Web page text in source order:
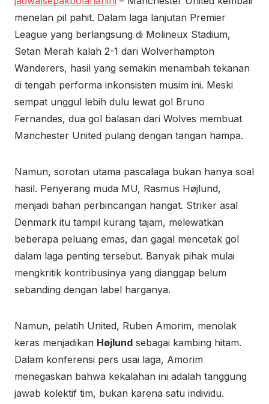
menelan pil pahit. Dalam laga lanjutan Premier
League yang berlangsung di Molineux Stadium,
Setan Merah kalah 2-1 dari Wolverhampton
Wanderers, hasil yang semakin menambah tekanan
di tengah performa inkonsisten musim ini. Meski
sempat unggul lebih dulu lewat gol Bruno
Fernandes, dua gol balasan dari Wolves membuat
Manchester United pulang dengan tangan hampa.
Namun, sorotan utama pascalaga bukan hanya soal
hasil. Penyerang muda MU, Rasmus Højlund,
menjadi bahan perbincangan hangat. Striker asal
Denmark itu tampil kurang tajam, melewatkan
beberapa peluang emas, dan gagal mencetak gol
dalam laga penting tersebut. Banyak pihak mulai
mengkritik kontribusinya yang dianggap belum
sebanding dengan label harganya.
Namun, pelatih United, Ruben Amorim, menolak
keras menjadikan Højlund sebagai kambing hitam.
Dalam konferensi pers usai laga, Amorim
menegaskan bahwa kekalahan ini adalah tanggung
jawab kolektif tim, bukan karena satu individu.